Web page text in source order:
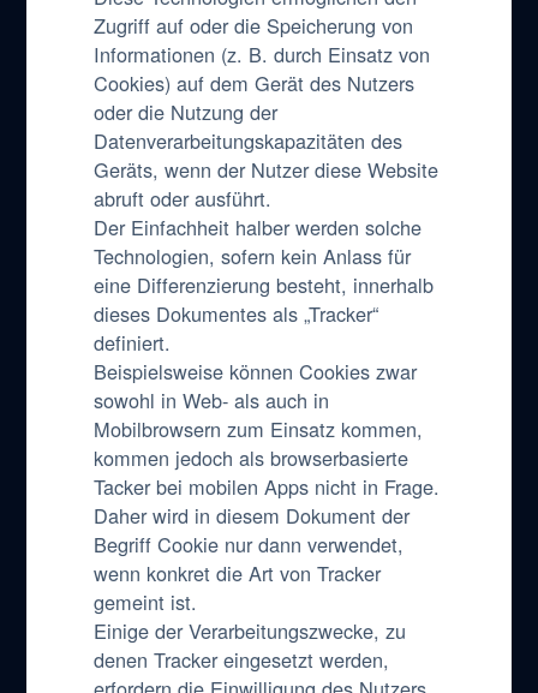
Zugriff auf oder die Speicherung von
Informationen (z. B. durch Einsatz von
Cookies) auf dem Gerät des Nutzers
oder die Nutzung der
Datenverarbeitungskapazitäten des
Geräts, wenn der Nutzer diese Website
abruft oder ausführt.
Der Einfachheit halber werden solche
Technologien, sofern kein Anlass für
eine Differenzierung besteht, innerhalb
dieses Dokumentes als „Tracker“
definiert.
Beispielsweise können Cookies zwar
sowohl in Web- als auch in
Mobilbrowsern zum Einsatz kommen,
kommen jedoch als browserbasierte
Tacker bei mobilen Apps nicht in Frage.
Daher wird in diesem Dokument der
Begriff Cookie nur dann verwendet,
wenn konkret die Art von Tracker
gemeint ist.
Einige der Verarbeitungszwecke, zu
denen Tracker eingesetzt werden,